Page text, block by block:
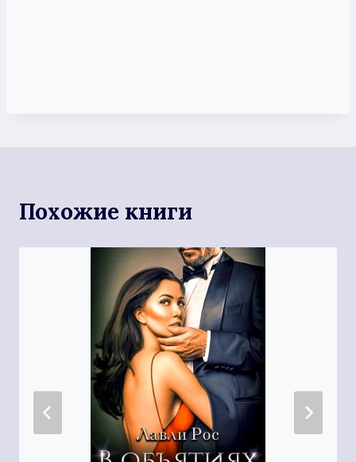
Похожие книги